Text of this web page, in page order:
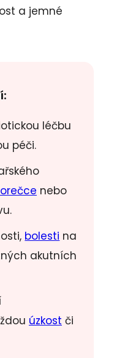
a jemné
léčbu
péči.
nebo
bolesti na
akutních
úzkost či